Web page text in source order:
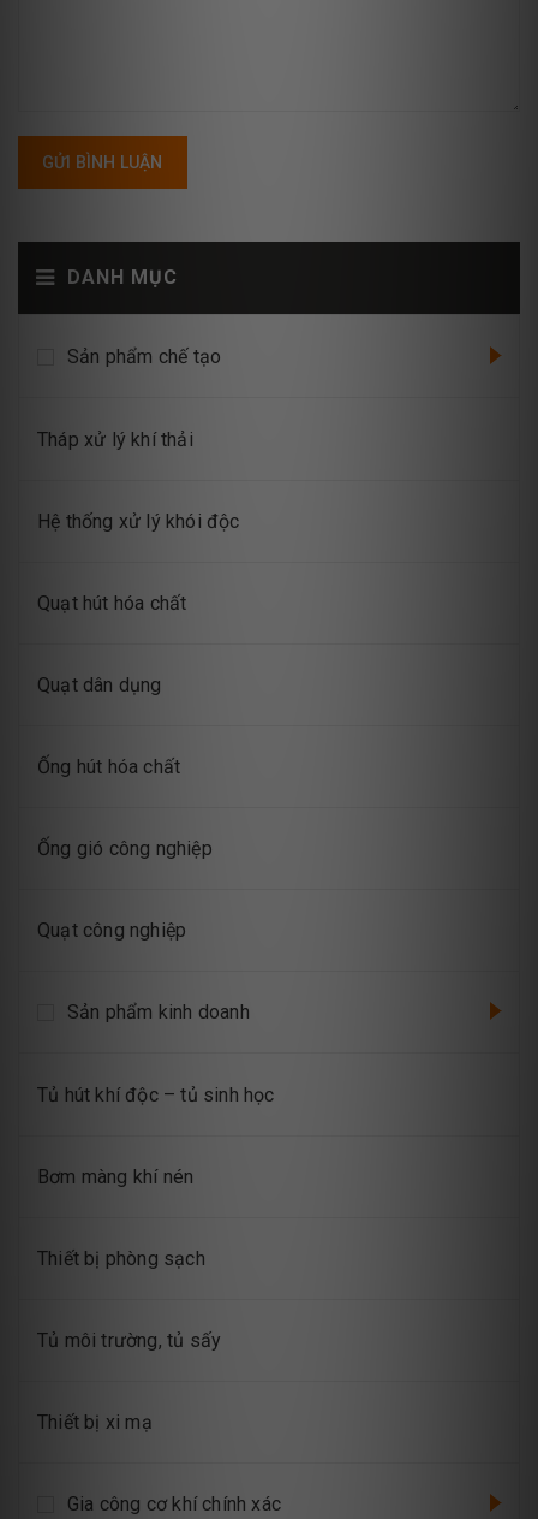
DANH MỤC
Sản phẩm chế tạo
Tháp xử lý khí thải
Hệ thống xử lý khói độc
Quạt hút hóa chất
Quạt dân dụng
Ống hút hóa chất
Ống gió công nghiệp
Quạt công nghiệp
Sản phẩm kinh doanh
Tủ hút khí độc – tủ sinh học
Bơm màng khí nén
Thiết bị phòng sạch
Tủ môi trường, tủ sấy
Thiết bị xi mạ
Gia công cơ khí chính xác
GỬI BÌNH LUẬN